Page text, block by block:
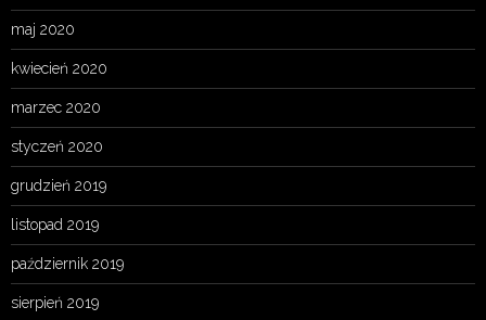
maj 2020
kwiecień 2020
marzec 2020
styczeń 2020
grudzień 2019
listopad 2019
październik 2019
sierpień 2019